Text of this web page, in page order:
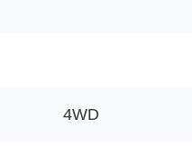
4WD